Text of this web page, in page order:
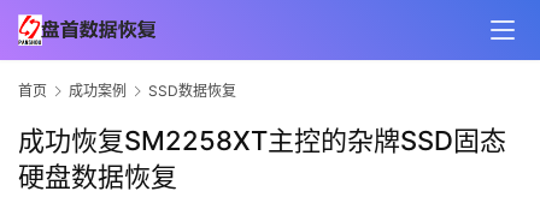
首页 成功案例 SSD数据恢复
成功恢复SM2258XT主控的杂牌SSD固态
硬盘数据恢复